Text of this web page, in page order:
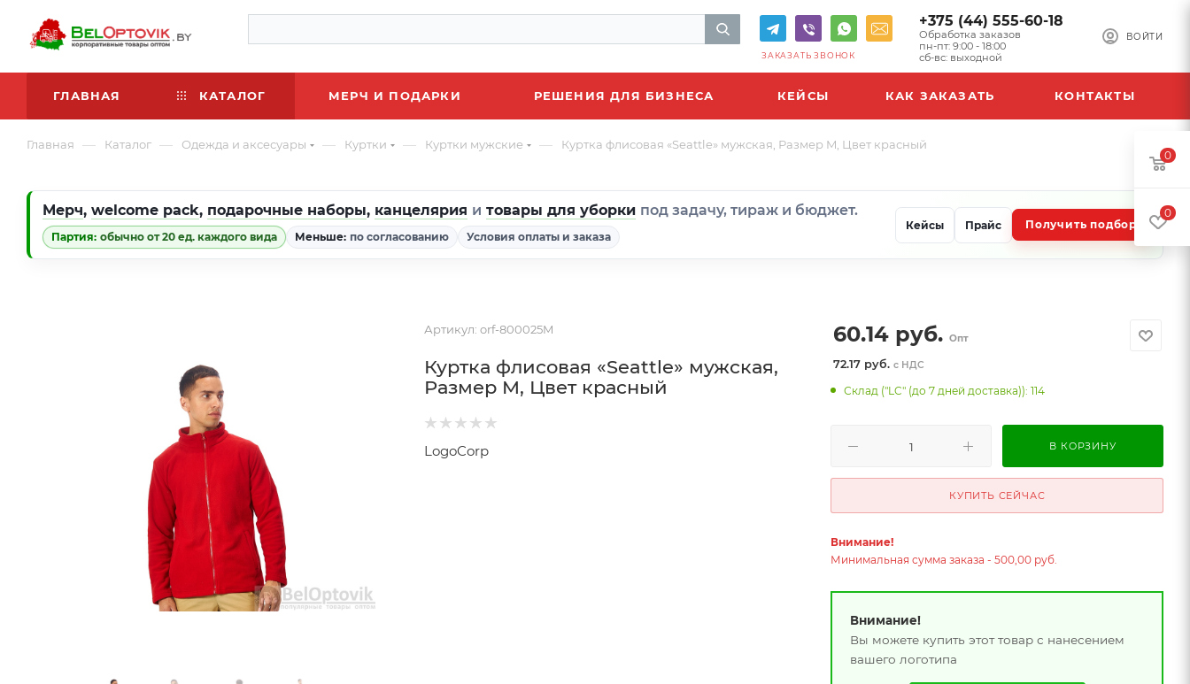
ВОЙТИ
+375 (44) 555-60-18
Обработка заказов
пн-пт: 9:00 - 18:00
сб-вс: выходной
ЗАКАЗАТЬ ЗВОНОК
ГЛАВНАЯ КАТАЛОГ МЕРЧ И ПОДАРКИ РЕШЕНИЯ ДЛЯ БИЗНЕСА КЕЙСЫ КАК ЗАКАЗАТЬ КОНТАКТЫ
Главная — Каталог — Одежда и аксесуары — Куртки — Куртки мужские — Куртка флисовая «Seattle» мужская, Размер M, Цвет красный
Мерч, welcome pack, подарочные наборы, канцелярия и товары для уборки под задачу, тираж и бюджет.
Партия: обычно от 20 ед. каждого вида Меньше: по согласованию Условия оплаты и заказа
Кейсы Прайс Получить подбор
Артикул: orf-800025M
Куртка флисовая «Seattle» мужская,
Размер M, Цвет красный
LogoCorp
60.14 руб. Опт
72.17 руб.с НДС
Склад ("LC" (до 7 дней доставка)): 114
В КОРЗИНУ
КУПИТЬ СЕЙЧАС
Внимание!
Минимальная сумма заказа - 500,00 руб.
Внимание!
Вы можете купить этот товар с нанесением
вашего логотипа
0
0